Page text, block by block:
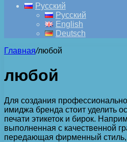
Русский
Русский
English
Deutsch
Главная/любой
любой
Для создания
имиджа бренда стоит уделить
печати этикеток и бирок.
выполненная с качественной
передающая фирменный